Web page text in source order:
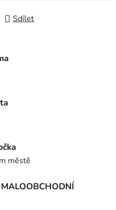
Sdílet
městě